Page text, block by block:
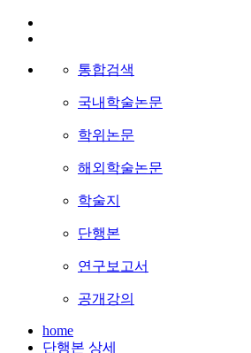
통합검색
국내학술논문
학위논문
해외학술논문
학술지
단행본
연구보고서
공개강의
home
단행본 상세